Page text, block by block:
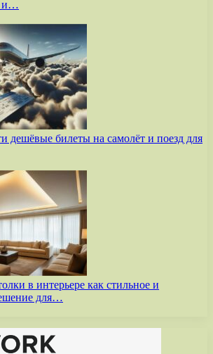
и…
дешёвые билеты на самолёт и поезд для
в интерьере как стильное и
для…